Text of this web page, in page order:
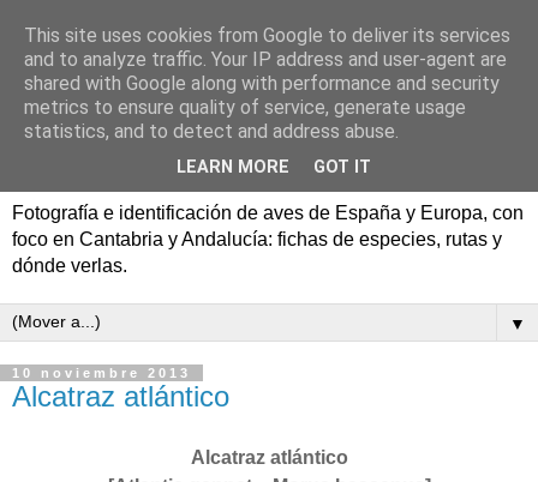
Aves de España y Europa:
fotografía y rutas de
Fotografía e identificación de aves de España y Europa, con
foco en Cantabria y Andalucía: fichas de especies, rutas y
dónde verlas.
▼
10 noviembre 2013
Alcatraz atlántico
Alcatraz atlántico
This site uses cookies from Google to deliver its services
and to analyze traffic. Your IP address and user-agent are
shared with Google along with performance and security
metrics to ensure quality of service, generate usage
statistics, and to detect and address abuse.
LEARN MORE GOT IT